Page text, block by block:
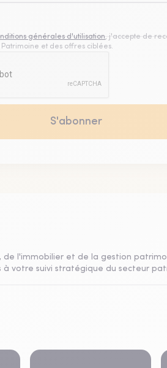
générales d'utilisation, j'accepte de
et des offres ciblées.
de l'immobilier et de la gestion
votre suivi stratégique du secteur